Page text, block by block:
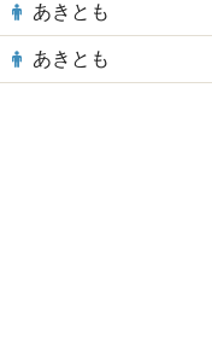
あきとも
あきとも